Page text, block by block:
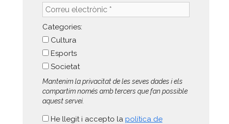
Correu
electrònic
*Categories:
Cultura
Esports
Societat
Mantenim la privacitat de les seves dades i els
compartim només amb tercers que fan possible
aquest servei.
He llegit i accepto la política de